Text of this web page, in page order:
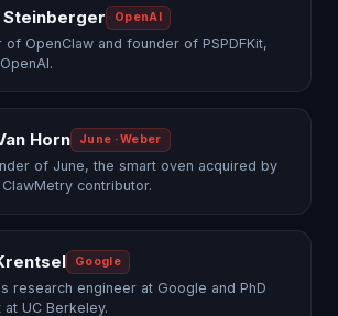
Steinberger OpenAI
of OpenClaw and founder of PSPDFKit,
Horn June · Weber
of June, the smart oven acquired by
contributor.
Google
research engineer at Google and PhD
at UC Berkeley.